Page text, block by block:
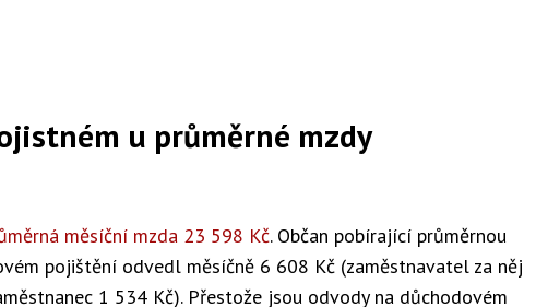
u průměrné mzdy
měsíční mzda 23 598 Kč. Občan pobírající průměrnou
pojištění odvedl měsíčně 6 608 Kč (zaměstnavatel za něj
1 534 Kč). Přestože jsou odvody na důchodovém